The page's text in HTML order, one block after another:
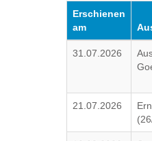
Erschienen
am
31.07.2026
21.07.2026